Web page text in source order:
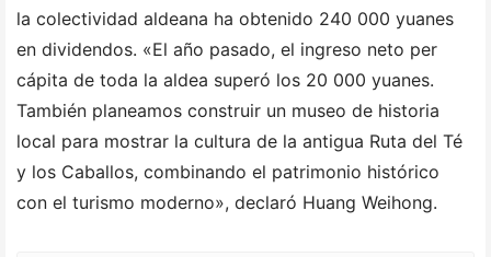
la colectividad aldeana ha obtenido 240 000 yuanes
en dividendos. «El año pasado, el ingreso neto per
cápita de toda la aldea superó los 20 000 yuanes.
También planeamos construir un museo de historia
local para mostrar la cultura de la antigua Ruta del Té
y los Caballos, combinando el patrimonio histórico
con el turismo moderno», declaró Huang Weihong.